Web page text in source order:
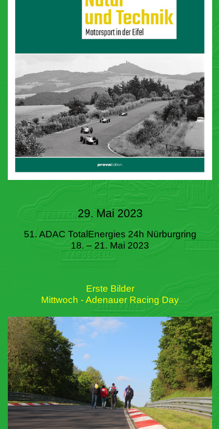
29. Mai 2023
51. ADAC TotalEnergies 24h Nürburgring
18. – 21. Mai 2023
Erste Bilder
Mittwoch - Adenauer Racing Day